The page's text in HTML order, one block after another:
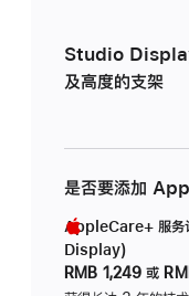
Studio
及高度的支架
是否要添加
AppleCare+ 服务
Display)
RMB 1,249 或